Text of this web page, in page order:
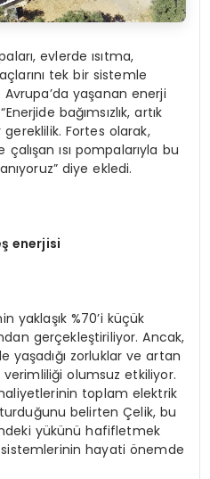
evlerde ısıtma,
tek bir sistemle
Avrupa’da yaşanan enerji
bağımsızlık, artık
Fortes olarak,
ısı pompalarıyla bu
diye ekledi.
enerjisi
yaklaşık %70’i küçük
gerçekleştiriliyor. Ancak,
yaşadığı zorluklar ve artan
olumsuz etkiliyor.
toplam elektrik
belirten Çelik, bu
yükünü hafifletmek
hayati önemde